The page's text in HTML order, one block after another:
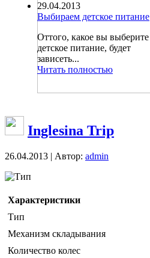
29.04.2013
Выбираем детское питание
Оттого, какое вы выберите
детское питание, будет
зависеть...
Читать полностью
Inglesina Trip
26.04.2013 | Автор: admin
Тип
Характеристики
Тип
Механизм складывания
Количество колес